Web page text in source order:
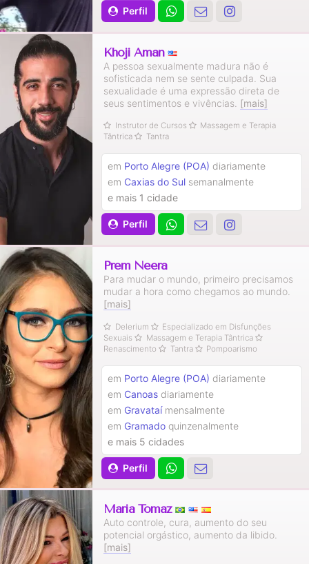
Perfil
Khoji Aman
A pessoa sexualmente madura não é
sofisticada nem se sente culpada. Sua
sexualidade é uma expressão direta de
seus sentimentos e vivências. [mais]
Instrutor de Cursos
Massagem e Terapia
Tântrica
Tantra
Perfil
em Porto Alegre (POA) diariamente
em Caxias do Sul semanalmente
e mais 1 cidade
Prem Neera
Para mudar o mundo, primeiro precisamos
mudar a hora como chegamos ao mundo.
[mais]
Delerium
Especializado em Disfunções
Sexuais
Massagem e Terapia Tântrica
Renascimento
Tantra Pompoarismo
Perfil
em Porto Alegre (POA) diariamente
em Canoas diariamente
em Gravataímensalmente
em Gramado quinzenalmente
e mais 5 cidades
Maria Tomaz
Auto controle, cura, aumento do seu
potencial orgástico, aumento da libido.
[mais]